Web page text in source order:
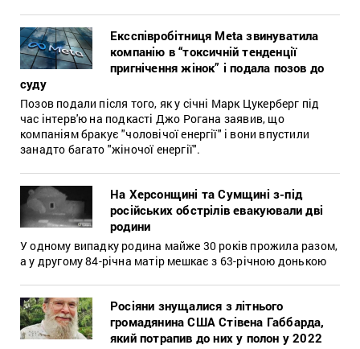
Ексспівробітниця Meta звинуватила
компанію в “токсичній тенденції
пригнічення жінок” і подала позов до
суду
Позов подали після того, як у січні Марк Цукерберг під
час інтерв'ю на подкасті Джо Рогана заявив, що
компаніям бракує "чоловічої енергії" і вони впустили
занадто багато "жіночої енергії".
На Херсонщині та Сумщині з-під
російських обстрілів евакуювали дві
родини
У одному випадку родина майже 30 років прожила разом,
а у другому 84-річна матір мешкає з 63-річною донькою
Росіяни знущалися з літнього
громадянина США Стівена Габбарда,
який потрапив до них у полон у 2022